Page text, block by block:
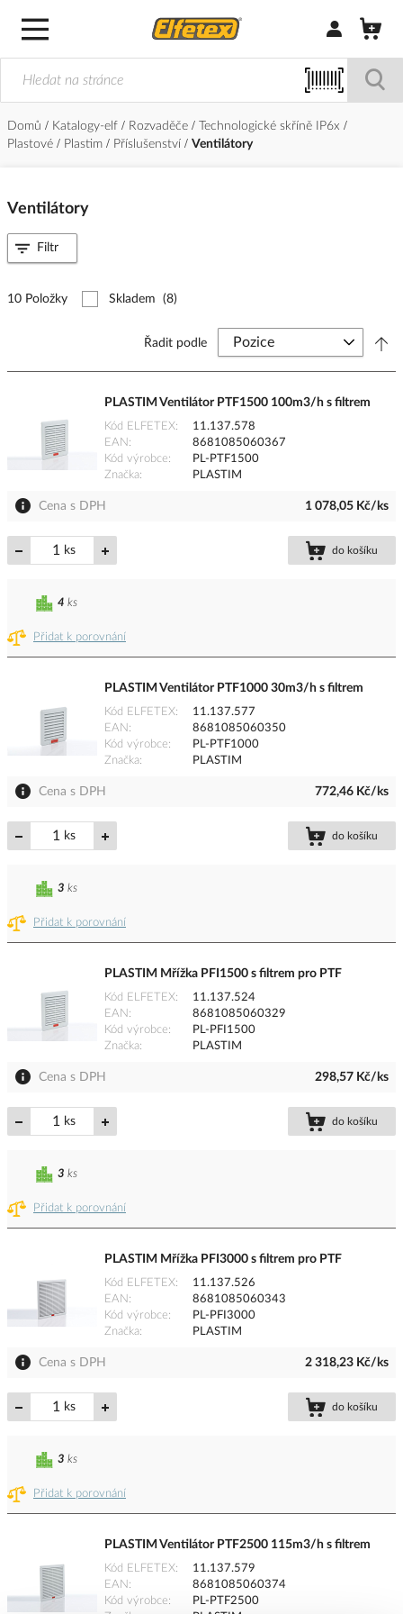
Přihlásit/
Domů Katalogy-elf Rozvaděče
Technologické skříně IP6x
Plastové
Plastim Příslušenství Ventilátory
Ventilátory
10 Položky Skladem (8)
Řadit podle
PLASTIM Ventilátor PTF1500 100m3/h s filtrem
Kód ELFETEX
11.137.578
EAN
8681085060367
Kód výrobce
PL-PTF1500
Značka
PLASTIM
Cena s DPH 1 078,05 Kč/ks
ks do košíku
Přidat k porovnání
4 ks
PLASTIM Ventilátor PTF1000 30m3/h s filtrem
Kód ELFETEX
11.137.577
EAN
8681085060350
Kód výrobce
PL-PTF1000
Značka
PLASTIM
Cena s DPH 772,46 Kč/ks
ks do košíku
Přidat k porovnání
3 ks
PLASTIM Mřížka PFI1500 s filtrem pro PTF
Kód ELFETEX
11.137.524
EAN
8681085060329
Kód výrobce
PL-PFI1500
Značka
PLASTIM
Cena s DPH 298,57 Kč/ks
ks do košíku
Přidat k porovnání
3 ks
PLASTIM Mřížka PFI3000 s filtrem pro PTF
Kód ELFETEX
11.137.526
EAN
8681085060343
Kód výrobce
PL-PFI3000
Značka
PLASTIM
Cena s DPH 2 318,23 Kč/ks
ks do košíku
Přidat k porovnání
3 ks
PLASTIM Ventilátor PTF2500 115m3/h s filtrem
Kód ELFETEX
11.137.579
EAN
8681085060374
Kód výrobce
PL-PTF2500
Filtr